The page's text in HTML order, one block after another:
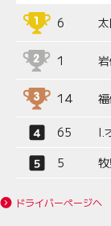
6
1
14
65 I.
5
ドライバーページへ